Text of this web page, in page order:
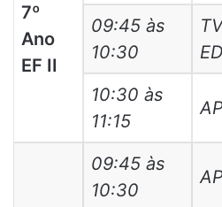
7º
Ano
EF II
09:45 às
10:30
10:30 às
11:15
09:45 às
10:30